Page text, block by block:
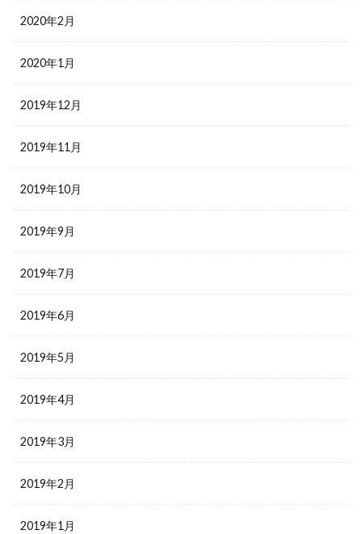
2020年2月
2020年1月
2019年12月
2019年11月
2019年10月
2019年9月
2019年7月
2019年6月
2019年5月
2019年4月
2019年3月
2019年2月
2019年1月